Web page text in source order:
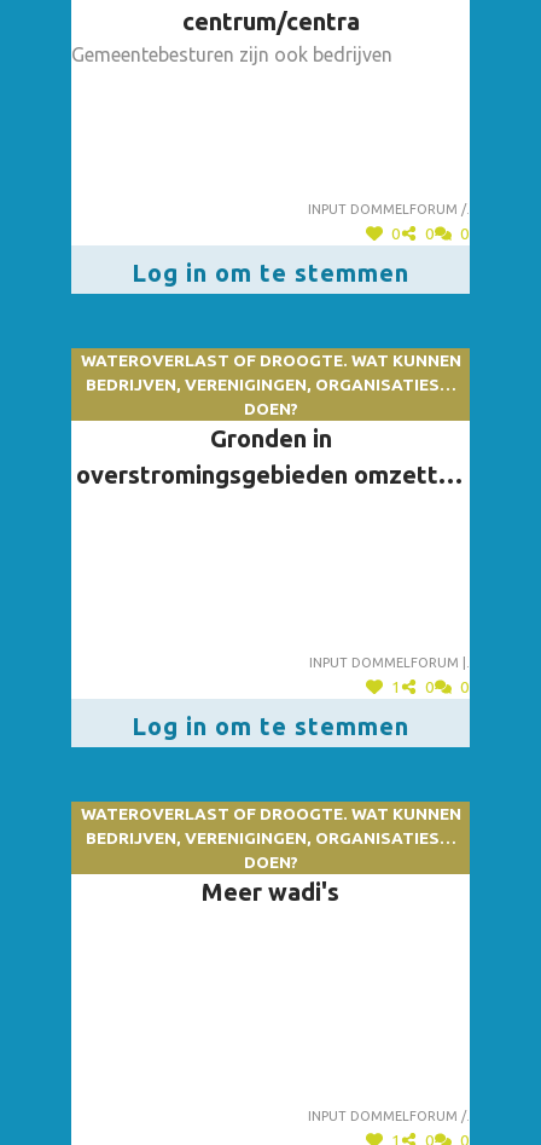
centrum/centra
Gemeentebesturen zijn ook bedrijven
Input dommelforum /.
0 0 0
Log in om te stemmen
WATEROVERLAST OF DROOGTE. WAT KUNNEN
BEDRIJVEN, VERENIGINGEN, ORGANISATIES…
DOEN?
Gronden in
overstromingsgebieden omzetten
Input dommelforum |.
1 0 0
Log in om te stemmen
WATEROVERLAST OF DROOGTE. WAT KUNNEN
BEDRIJVEN, VERENIGINGEN, ORGANISATIES…
DOEN?
Meer wadi's
Input dommelforum /.
1 0 0